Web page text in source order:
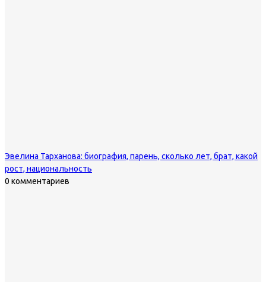
Эвелина Тарханова: биография, парень, сколько лет, брат, какой
рост, национальность
0 комментариев